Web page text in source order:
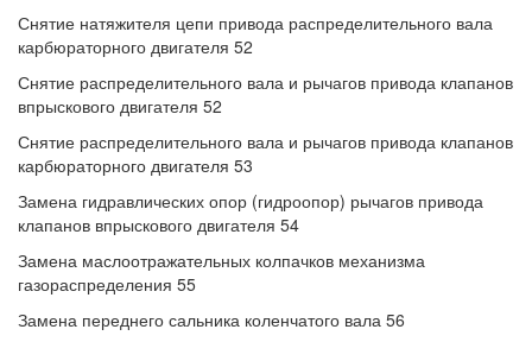
Снятие натяжителя цепи привода распределительного вала
карбюраторного двигателя 52
Снятие распределительного вала и рычагов привода клапанов
впрыскового двигателя 52
Снятие распределительного вала и рычагов привода клапанов
карбюраторного двигателя 53
Замена гидравлических опор (гидроопор) рычагов привода
клапанов впрыскового двигателя 54
Замена маслоотражательных колпачков механизма
газораспределения 55
Замена переднего сальника коленчатого вала 56